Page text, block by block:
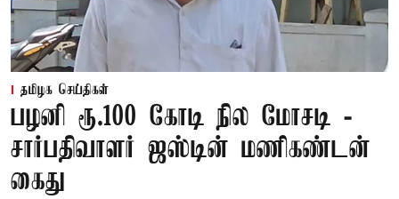
தமிழக செய்திகள்
பழனி ரூ.100 கோடி நில மோசடி -
சார்பதிவாளர் ஜஸ்டின் மணிகண்டன்
கைது